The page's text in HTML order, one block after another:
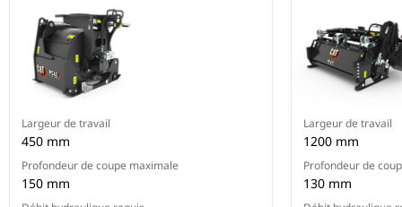
Largeur de travail
450 mm
Profondeur de coupe maximale
150 mm
Largeur de travail
1200 mm
Profondeur de
130 mm